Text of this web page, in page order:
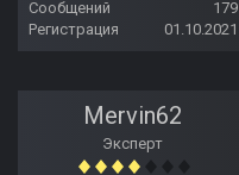
Сообщений
179
Регистрация
01.10.2021
Mervin62
Эксперт